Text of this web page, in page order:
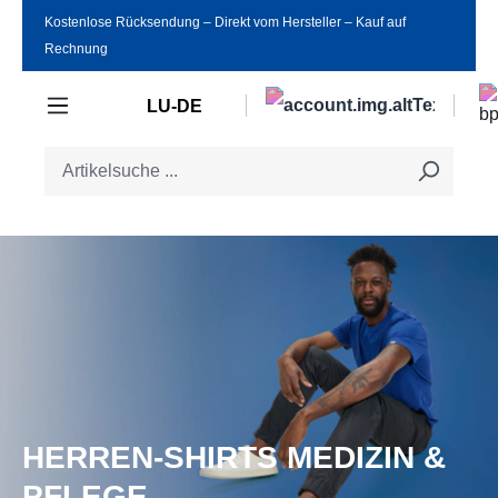
Zum Hauptinhalt springen
Kostenlose Rücksendung ‒ Direkt vom Hersteller ‒ Kauf auf
Rechnung
LU-DE
HERREN-SHIRTS MEDIZIN &